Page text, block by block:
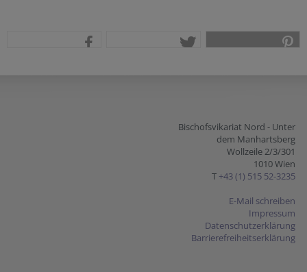
Bischofsvikariat Nord - Unter
dem Manhartsberg
Wollzeile 2/3/301
1010 Wien
T +43 (1) 515 52-3235
E-Mail schreiben
Impressum
Datenschutzerklärung
Barrierefreiheitserklärung